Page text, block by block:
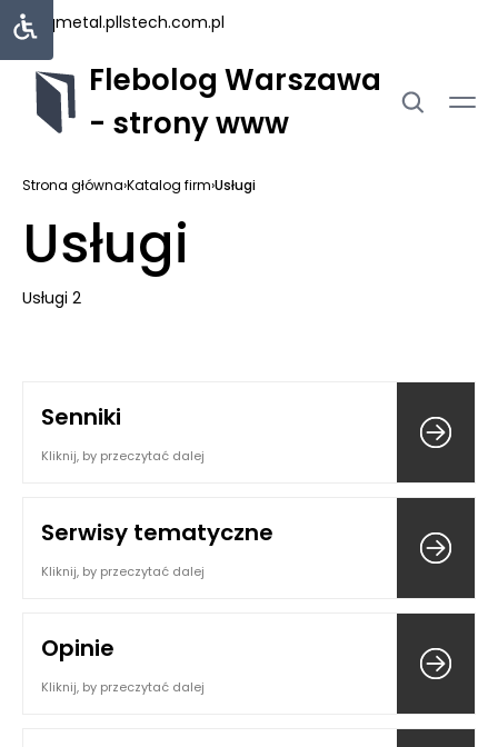
uniqmetal.pllstech.com.pl
Flebolog Warszawa
- strony www
Strona główna›Katalog firm›Usługi
Usługi
Usługi 2
Senniki
Kliknij, by przeczytać dalej
Serwisy tematyczne
Kliknij, by przeczytać dalej
Opinie
Kliknij, by przeczytać dalej